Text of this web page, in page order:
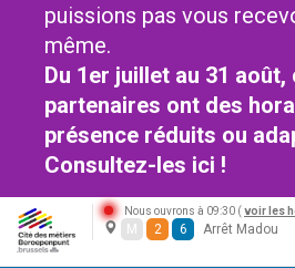
puissions pas vous
même.
Du 1er juillet au 31
partenaires ont des
présence réduits ou
Consultez-les ici !
Nous ouvrons à 09:30 ( voir les
M 2 6 Arrêt Madou